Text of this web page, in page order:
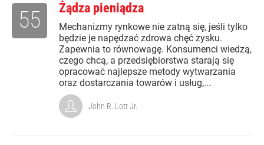
Żądza pieniądza
Mechanizmy rynkowe nie zatną się, jeśli tylko
będzie je napędzać zdrowa chęć zysku.
Zapewnia to równowagę. Konsumenci wiedzą,
czego chcą, a przedsiębiorstwa starają się
opracować najlepsze metody wytwarzania
oraz dostarczania towarów i usług,...
55
John R. Lott Jr.